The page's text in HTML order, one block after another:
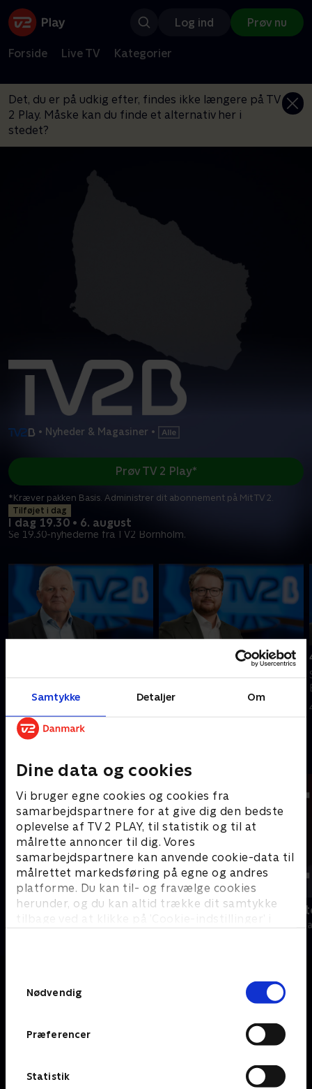
Samtykke Detaljer Om
Dine data og cookies
Vi bruger egne cookies og cookies fra
samarbejdspartnere for at give dig den bedste
oplevelse af TV 2 PLAY, til statistik og til at
målrette annoncer til dig. Vores
samarbejdspartnere kan anvende cookie-data til
målrettet markedsføring på egne og andres
platforme. Du kan til- og fravælge cookies
herunder, og du kan altid trække dit samtykke
tilbage ved at klikke på ’Cookie-indstillinger’ i
Nødvendig
Præferencer
Statistik
Log ind Prøv nu
Forside Live TV Kategorier
Det, du er på udkig efter, findes ikke længere på TV
2 Play. Måske kan du finde et alternativ her i
stedet?
• Nyheder & Magasiner •
Tilføjet i dag
I dag 19.30 • 6. august
Se 19.30-nyhederne fra TV2 Bornholm.
Prøv TV 2 Play*
*Kræver pakken Basis. Administrer dit abonnement på Mit TV 2.
Bornholm.
I dag • 14 min
Bornholm.
I går • 24 min
19 News
Nyheder Nyheder &